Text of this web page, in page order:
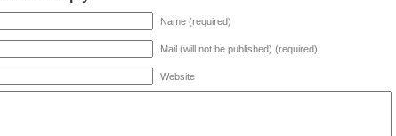
Name (required)
Mail (will not be published) (required)
Website